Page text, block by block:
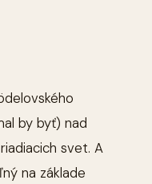
by byť) nad
svet. A
na základe